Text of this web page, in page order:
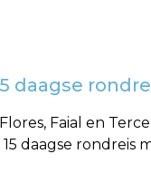
daagse
Faial en
daagse rondreis